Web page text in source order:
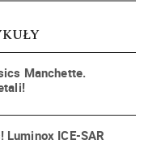
Manchette.
ICE-SAR